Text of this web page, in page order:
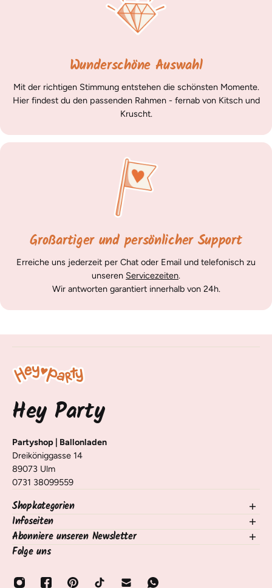
Wunderschöne Auswahl
Mit der richtigen Stimmung entstehen die schönsten Momente.
Hier findest du den passenden Rahmen - fernab von Kitsch und
Kruscht.
Großartiger und persönlicher Support
Erreiche uns jederzeit per Chat oder Email und telefonisch zu
unseren Servicezeiten.
Wir antworten garantiert innerhalb von 24h.
Hey Party
Partyshop | Ballonladen
Dreiköniggasse 14
89073 Ulm
0731 38099559
Shopkategorien
NEU im Shop
Ballons
Deko Tisch & Raum
Nach Anlass
Infoseiten
Kontakt
Versand, Lieferung & Rückgabe
Zahlungsarten
Abonniere unseren Newsletter
Trage dich für unseren Newsletter ein und erhalte Infos zu
E-Mail
Folge uns